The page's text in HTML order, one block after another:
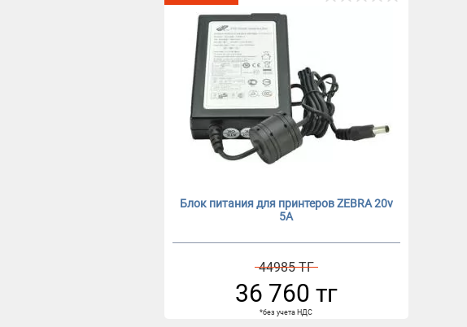
Блок питания для принтеров ZEBRA 20v
5A
44985 ТГ
36 760 тг
*без учета НДС